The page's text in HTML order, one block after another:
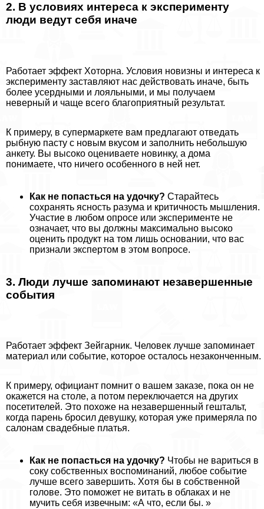
2. В условиях интереса к эксперименту
люди ведут себя иначе
Работает эффект Хоторна. Условия новизны и интереса к
эксперименту заставляют нас действовать иначе, быть
более усердными и лояльными, и мы получаем
неверный и чаще всего благоприятный результат.
К примеру, в супермаркете вам предлагают отведать
рыбную пасту с новым вкусом и заполнить небольшую
анкету. Вы высоко оцениваете новинку, а дома
понимаете, что ничего особенного в ней нет.
Как не попасться на удочку? Старайтесь
сохранять ясность разума и критичность мышления.
Участие в любом опросе или эксперименте не
означает, что вы должны максимально высоко
оценить продукт на том лишь основании, что вас
признали экспертом в этом вопросе.
3. Люди лучше запоминают незавершенные
события
Работает эффект Зейгарник. Человек лучше запоминает
материал или событие, которое осталось незаконченным.
К примеру, официант помнит о вашем заказе, пока он не
окажется на столе, а потом переключается на других
посетителей. Это похоже на незавершенный гештальт,
когда парень бросил дeвyшку, которая уже примеряла по
салонам свадебные платья.
Как не попасться на удочку? Чтобы не вариться в
соку собственных воспоминаний, любое событие
лучше всего завершить. Хотя бы в собственной
голове. Это поможет не витать в облаках и не
мучить себя извечным: «А что, если бы. »